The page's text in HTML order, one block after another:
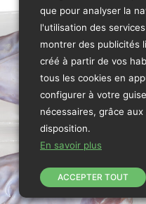
que pour analyser la
l'utilisation des
montrer des publicités
créé à partir de vos
tous les cookies en
configurer à votre
nécessaires, grâce
disposition.
En savoir plus
ACCEPTER TOUT